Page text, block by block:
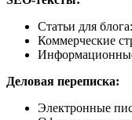
Статьи для
Коммерческие
Деловая переписка:
Электронные